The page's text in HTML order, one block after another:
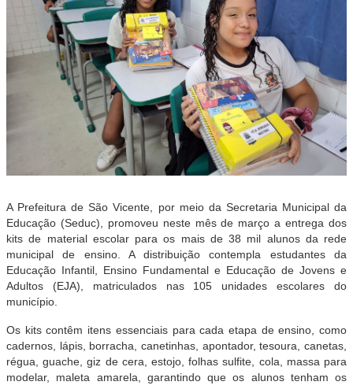
A Prefeitura de São Vicente, por meio da Secretaria Municipal da
Educação (Seduc), promoveu neste mês de março a entrega dos
kits de material escolar para os mais de 38 mil alunos da rede
municipal de ensino. A distribuição contempla estudantes da
Educação Infantil, Ensino Fundamental e Educação de Jovens e
Adultos (EJA), matriculados nas 105 unidades escolares do
município.
Os kits contêm itens essenciais para cada etapa de ensino, como
cadernos, lápis, borracha, canetinhas, apontador, tesoura, canetas,
régua, guache, giz de cera, estojo, folhas sulfite, cola, massa para
modelar, maleta amarela, garantindo que os alunos tenham os